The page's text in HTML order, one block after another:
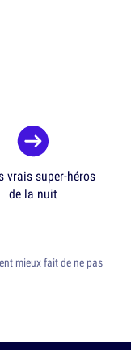
vrais super-héros
de la nuit
mieux fait de ne pas